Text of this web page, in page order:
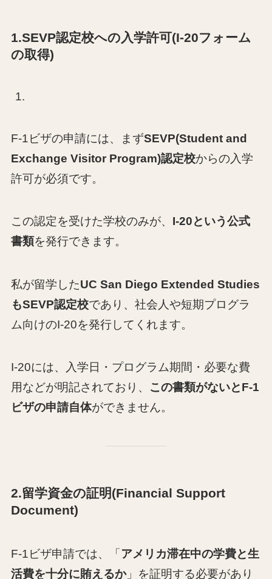
1.SEVP認定校への入学許可(I-20フォーム
の取得)
F-1ビザの申請には、まずSEVP(Student and
Exchange Visitor Program)認定校からの入学
許可が必須です。
この認定を受けた学校のみが、 I-20という公式
書類を発行できます。
私が留学したUC San Diego Extended Studies
もSEVP認定校であり、社会人や短期プログラ
ム向けのI-20を発行してくれます。
I-20には、入学日・プログラム期間・必要な費
用などが明記されており、 この書類がないとF-1
ビザの申請自体ができません。
2.留学資金の証明(Financial Support
Document)
F-1ビザ申請では、「 アメリカ滞在中の学費と生
活費を十分に賄えるか」を証明する必要があり